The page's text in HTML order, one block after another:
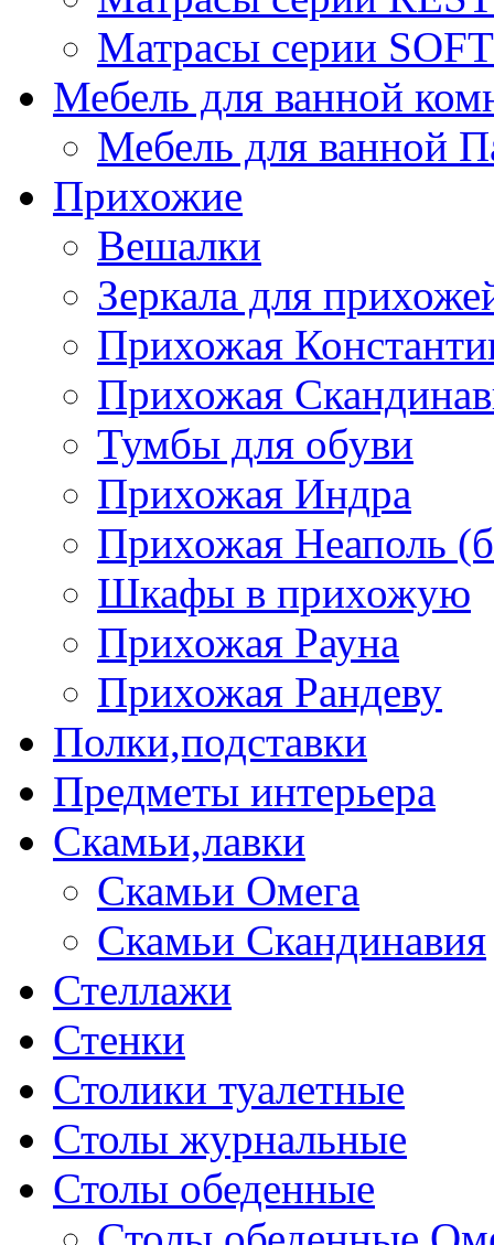
Матрасы серии SOFT
Мебель для ванной
Мебель для ванной
Прихожие
Вешалки
Зеркала для
Прихожая
Прихожая
Тумбы для обуви
Прихожая Индра
Прихожая Неаполь
Шкафы в прихожую
Прихожая Рауна
Прихожая Рандеву
Полки,подставки
Предметы интерьера
Скамьи,лавки
Скамьи Омега
Скамьи Скандинавия
Стеллажи
Стенки
Столики туалетные
Столы журнальные
Столы обеденные